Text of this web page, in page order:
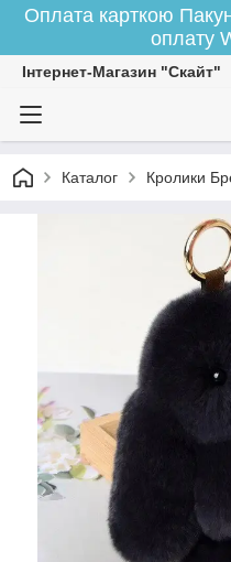
Оплата карткою
оплату
Інтернет-Магазин "Скайт"
Каталог Кролики